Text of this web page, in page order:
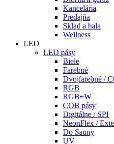
Kancelária
Predajňa
Sklad a hala
Wellness
LED
LED pásy
Biele
Farebné
Dvojfarebné /
RGB
RGB+W
COB pásy
Digitálne / SPI
NeonFlex /
Do Sauny
UV